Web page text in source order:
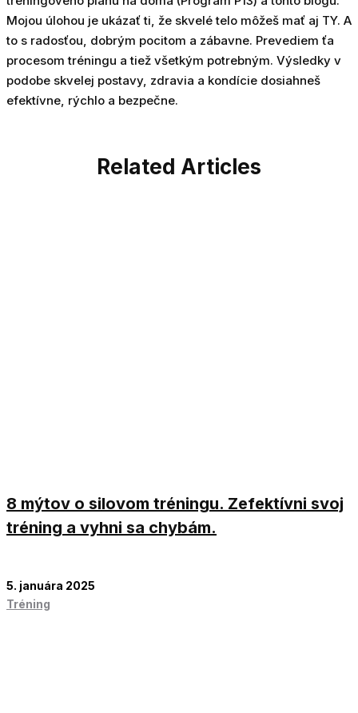
Mojou úlohou je ukázať ti, že skvelé telo môžeš mať aj TY. A
to s radosťou, dobrým pocitom a zábavne. Prevediem ťa
procesom tréningu a tiež všetkým potrebným. Výsledky v
podobe skvelej postavy, zdravia a kondície dosiahneš
efektívne, rýchlo a bezpečne.
Related Articles
8 mýtov o silovom tréningu. Zefektívni svoj
tréning a vyhni sa chybám.
5. januára 2025
Tréning